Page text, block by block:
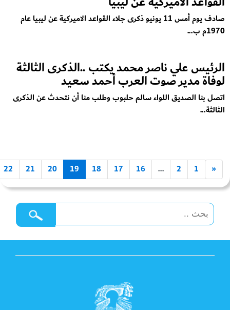
صادف يوم أمس 11 يونيو ذكرى جلاء القواعد الاميركية عن ليبيا عام
1970م ب...
الرئيس علي ناصر محمد يكتب ..الذكرى الثالثة
لوفاة مدير صوت العرب أحمد سعيد
اتصل بنا الصديق اللواء سالم حلبوب وطلب منا أن نتحدث عن الذكرى
الثالثة...
«
1
2
...
16
17
18
19
20
21
22